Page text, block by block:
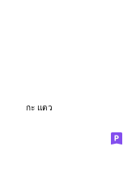
กะ แตว